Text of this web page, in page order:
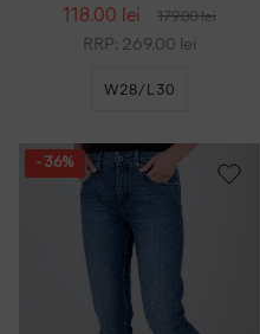
118.00 lei 179.00 lei
RRP: 269.00 lei
W28/L30
- 36%